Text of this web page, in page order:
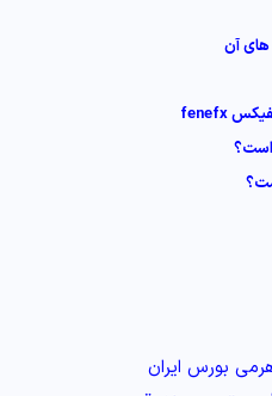
بورس ایران